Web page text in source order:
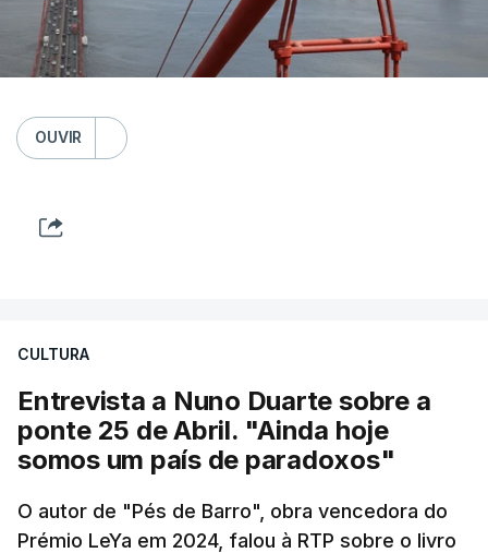
OUVIR
CULTURA
Entrevista a Nuno Duarte sobre a
ponte 25 de Abril. "Ainda hoje
somos um país de paradoxos"
O autor de "Pés de Barro", obra vencedora do
Prémio LeYa em 2024, falou à RTP sobre o livro